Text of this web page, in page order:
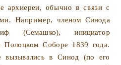
архиереи, обычно в связи с
Например,членом Синода
(Семашко), инициатор
Полоцком Соборе 1839 года.
вызывались в Синод (по его